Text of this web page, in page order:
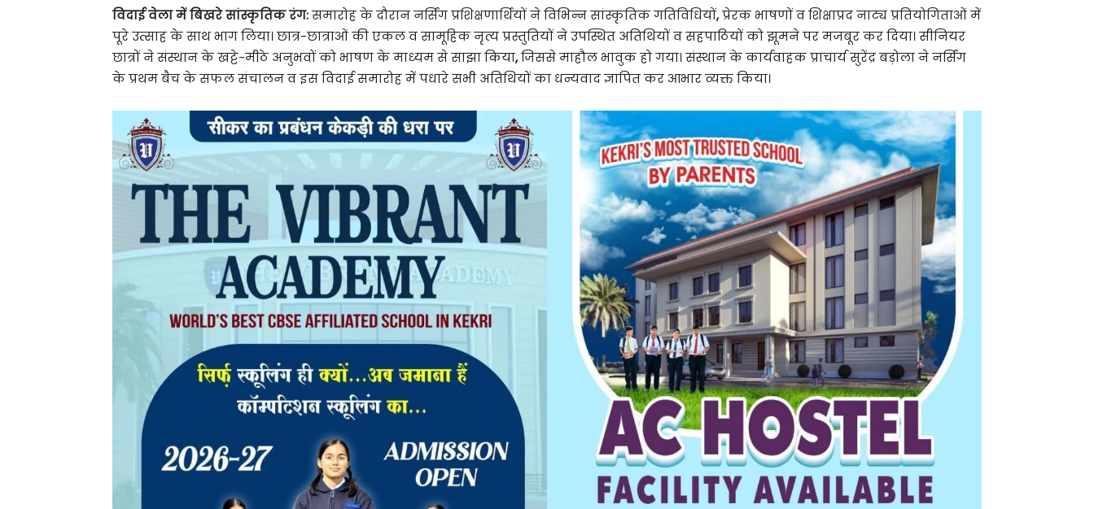
विदाई वेला में बिखरे सांस्कृतिक रंग:समारोह के दौरान नर्सिंग प्रशिक्षणार्थियों ने विभिन्न सांस्कृतिक गतिविधियों,प्रेरक भाषणों व शिक्षाप्रद नाट्य प्रतियोगिताओं में
पूरे उत्साह के साथ भाग लिया। छात्र-छात्राओं की एकल व सामूहिक नृत्य प्रस्तुतियों ने उपस्थित अतिथियों व सहपाठियों को झूमने पर मजबूर कर दिया। सीनियर
छात्रों ने संस्थान के खट्टे-मीठे अनुभवों को भाषण के माध्यम से साझा किया,जिससे माहौल भावुक हो गया। संस्थान के कार्यवाहक प्राचार्य सुरेंद्र बड़ोला ने नर्सिंग
के प्रथम बैच के सफल संचालन व इस विदाई समारोह में पधारे सभी अतिथियों का धन्यवाद ज्ञापित कर आभार व्यक्त किया।